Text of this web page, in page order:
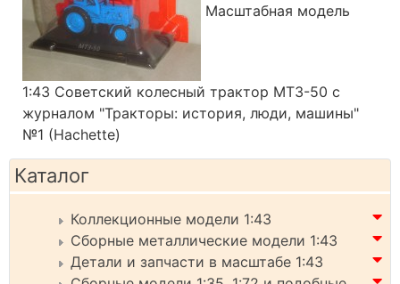
Масштабная модель
1:43 Советский колесный трактор МТЗ-50 с
журналом "Тракторы: история, люди, машины"
№1 (Hachette)
Каталог
Коллекционные модели 1:43
Сборные металлические модели 1:43
Детали и запчасти в масштабе 1:43